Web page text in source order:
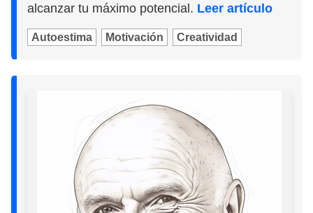
alcanzar tu máximo potencial. Leer artículo
Autoestima Motivación Creatividad